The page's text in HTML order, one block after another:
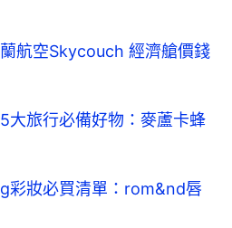
航空Skycouch 經濟艙價錢
大旅行必備好物：麥蘆卡蜂
彩妝必買清單：rom&nd唇